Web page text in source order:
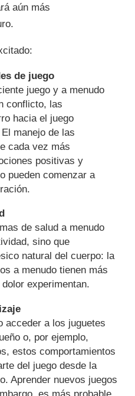
aún más
de juego
juego y a menudo
conflicto, las
hacia el juego
manejo de las
cada vez más
positivas y
pueden comenzar a
de salud a menudo
sino que
natural del cuerpo: la
a menudo tienen más
experimentan.
acceder a los juguetes
o, por ejemplo,
estos comportamientos
del juego desde la
Aprender nuevos juegos
es más probable